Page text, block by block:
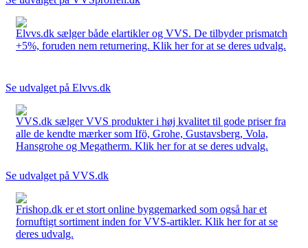
Elvvs.dk sælger både elartikler og VVS. De tilbyder prismatch
+5%, foruden nem returnering. Klik her for at se deres udvalg.
Se udvalget på Elvvs.dk
VVS.dk sælger VVS produkter i høj kvalitet til gode priser fra
alle de kendte mærker som Ifö, Grohe, Gustavsberg, Vola,
Hansgrohe og Megatherm. Klik her for at se deres udvalg.
Se udvalget på VVS.dk
Frishop.dk er et stort online byggemarked som også har et
fornuftigt sortiment inden for VVS-artikler. Klik her for at se
deres udvalg.